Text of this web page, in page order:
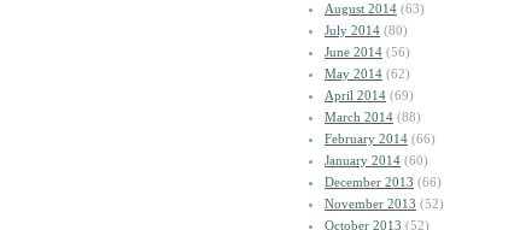
August 2014 (63)
July 2014 (80)
June 2014 (56)
May 2014 (62)
April 2014 (69)
March 2014 (88)
February 2014 (66)
January 2014 (60)
December 2013 (66)
November 2013 (52)
October 2013 (52)